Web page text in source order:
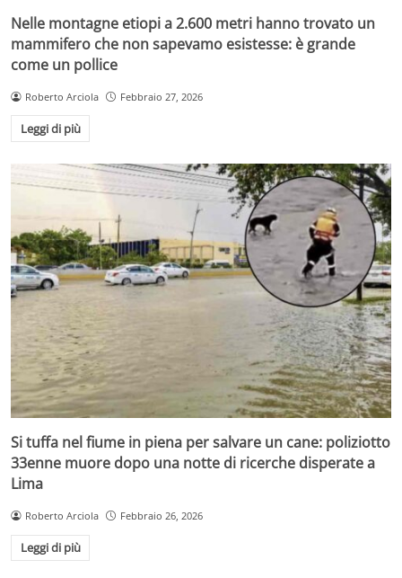
Nelle montagne etiopi a 2.600 metri hanno trovato un
mammifero che non sapevamo esistesse: è grande
come un pollice
Roberto Arciola Febbraio 27, 2026
Leggi di più
Si tuffa nel fiume in piena per salvare un cane: poliziotto
33enne muore dopo una notte di ricerche disperate a
Lima
Roberto Arciola Febbraio 26, 2026
Leggi di più